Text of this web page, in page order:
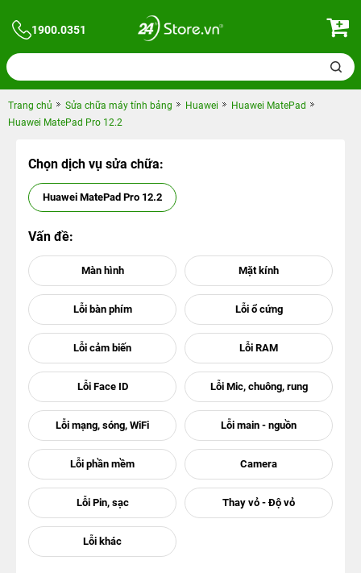
1900.0351
Trang chủ Sửa chữa máy tính bảng Huawei
Huawei MatePad
Huawei MatePad Pro 12.2
Chọn dịch vụ sửa chữa:
Huawei MatePad Pro 12.2
Vấn đề: